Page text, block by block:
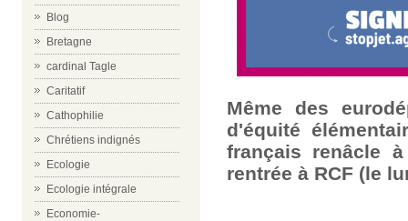
Blog
Bretagne
cardinal Tagle
Caritatif
Cathophilie
Chrétiens indignés
Ecologie
Ecologie intégrale
Economie-
Même des
d'équité
français renâcle
rentrée à RCF (le